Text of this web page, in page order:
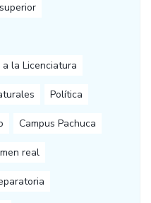
la Licenciatura
Política
Campus Pachuca
real